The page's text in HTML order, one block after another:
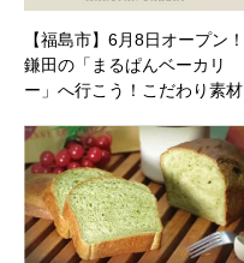
【福島市】6月8日オープン！
鎌田の「まるぱんベーカリ
ー」へ行こう！こだわり素材
る新店